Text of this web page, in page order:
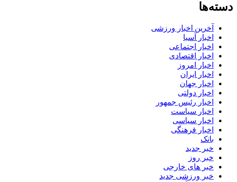
دسته‌ها
آخرین اخبار ورزشی
اخبار آسیا
اخبار اجتماعی
اخبار اقتصادی
اخبار امروز
اخبار ایران
اخبار جهان
اخبار دولتی
اخبار رئیس جمهور
اخبار سیاست
اخبار سیاسی
اخبار فرهنگی
بانک
خبر جدید
خبر روز
خبر های خارجی
خبر ورزشی جدید